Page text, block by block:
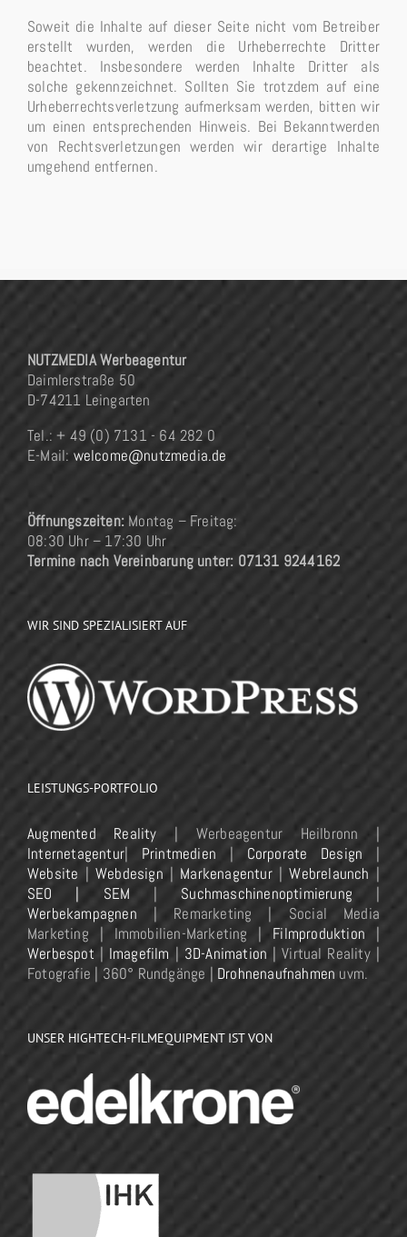
Soweit die Inhalte auf dieser Seite nicht vom Betreiber
erstellt wurden, werden die Urheberrechte Dritter
beachtet. Insbesondere werden Inhalte Dritter als
solche gekennzeichnet. Sollten Sie trotzdem auf eine
Urheberrechtsverletzung aufmerksam werden, bitten wir
um einen entsprechenden Hinweis. Bei Bekanntwerden
von Rechtsverletzungen werden wir derartige Inhalte
umgehend entfernen.
NUTZMEDIA Werbeagentur
Daimlerstraße 50
D-74211 Leingarten
Tel.: + 49 (0) 7131 - 64 282 0
E-Mail: welcome@nutzmedia.de
Öffnungszeiten: Montag – Freitag:
08:30 Uhr – 17:30 Uhr
Termine nach Vereinbarung unter: 07131 9244162
WIR SIND SPEZIALISIERT AUF
LEISTUNGS-PORTFOLIO
Augmented Reality | Werbeagentur Heilbronn |
Internetagentur| Printmedien | Corporate Design |
Website | Webdesign| Markenagentur|Webrelaunch |
SEO | SEM | Suchmaschinenoptimierung |
Werbekampagnen | Remarketing | Social Media
Marketing | Immobilien-Marketing | Filmproduktion |
Werbespot | Imagefilm | 3D-Animation | Virtual Reality |
Fotografie | 360° Rundgänge | Drohnenaufnahmen uvm.
UNSER HIGHTECH-FILMEQUIPMENT IST VON